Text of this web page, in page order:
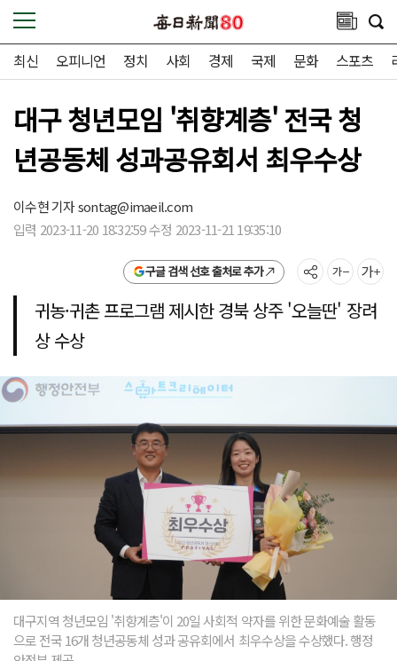
최신 오피니언 정치 사회 경제 국제 문화 스포츠
대구 청년모임 '취향계층' 전국 청
년공동체 성과공유회서 최우수상
이수현 기자sontag@imaeil.com
입력 2023-11-20 18:32:59 수정 2023-11-21 19:35:10
구글 검색 선호 출처로 추가
귀농·귀촌 프로그램 제시한 경북 상주 '오늘딴' 장려
상 수상
대구지역 청년모임 '취향계층'이 20일 사회적 약자를 위한 문화예술 활동
으로 전국 16개 청년공동체 성과 공유회에서 최우수상을 수상했다. 행정